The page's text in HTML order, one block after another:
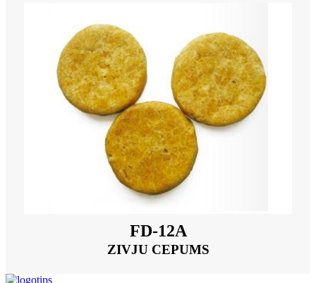
FD-12A
ZIVJU CEPUMS